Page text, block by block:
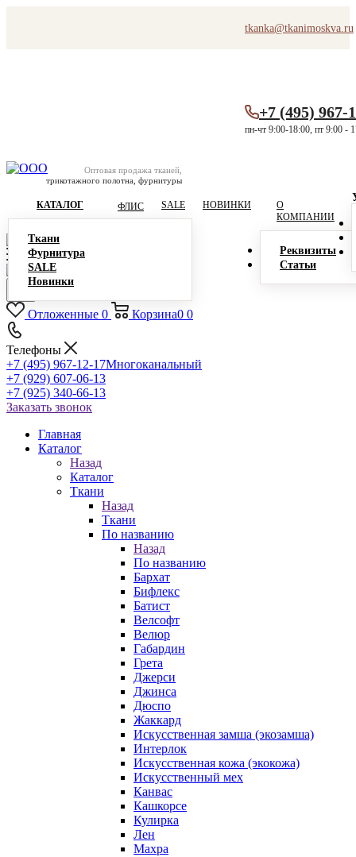
tkanka@tkanimoskva.ru
Оптовая продажа тканей,
трикотажного полотна, фурнитуры
+7 (495) 967-
пн-чт 9:00-18:00, пт 9:00 -
КАТАЛОГ
Ткани
Фурнитура
SALE
Новинки
ФЛИС SALE НОВИНКИ
О
КОМПАНИИ
Реквизиты
Статьи
Отложенные 0 Корзина0 0
Телефоны
+7 (495) 967-12-17Многоканальный
+7 (929) 607-06-13
+7 (925) 340-66-13
Заказать звонок
Главная
Каталог
Назад
Каталог
Ткани
Назад
Ткани
По названию
Назад
По названию
Бархат
Бифлекс
Батист
Велсофт
Велюр
Габардин
Грета
Джерси
Джинса
Дюспо
Жаккард
Искусственная замша (экозамша)
Интерлок
Искусственная кожа (экокожа)
Искусственный мех
Канвас
Кашкорсе
Кулирка
Лен
Махра